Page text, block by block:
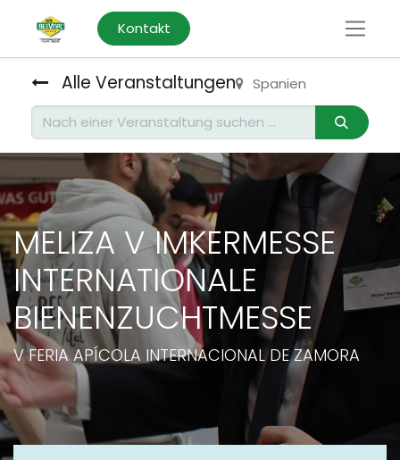
Kontakt
Alle Veranstaltungen Spanien
MELIZA V IMKERMESSE
INTERNATIONALE
BIENENZUCHTMESSE
V FERIA APÍCOLA INTERNACIONAL DE ZAMORA